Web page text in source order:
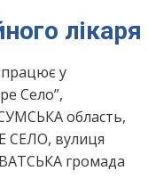
лікаря
у
Село”,
область,
СЕЛО, вулиця
громада